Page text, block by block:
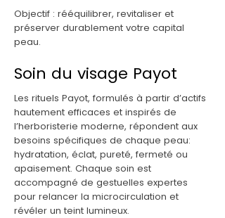
Objectif : rééquilibrer, revitaliser et
préserver durablement votre capital
peau.
Soin du visage Payot
Les rituels Payot, formulés à partir d’actifs
hautement efficaces et inspirés de
l’herboristerie moderne, répondent aux
besoins spécifiques de chaque peau:
hydratation, éclat, pureté, fermeté ou
apaisement. Chaque soin est
accompagné de gestuelles expertes
pour relancer la microcirculation et
révéler un teint lumineux.